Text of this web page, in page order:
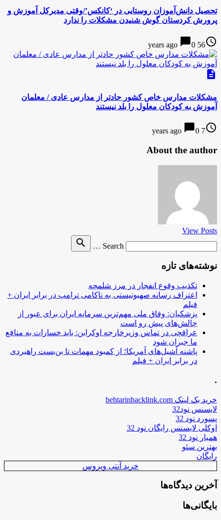
تحصیل دانش‌آموزان روستایی در ‘کانکس’/وقتی مدیرکل آموزش و
پرورش کردستان گوش شنیدن مشکلات ‌را ندارد
access_time
56 years ago
chat_bubble0
description
مشکلات مدارس خاص کشور حادتر از مدارس عادی / معلمان
آموزش به کودکان معلول را بلد نیستند
access_time
7 years ago
chat_bubble0
About the author
View Posts
Search …
search
نوشته‌های تازه
تکذیب وقوع انفجار در مرز شلمچه
اعتراف رسانه صهیونیستی به ناکامی ترامپ در برابر ایران +
فیلم
پزشکیان: وفاق ملی مهم‌ترین سرمایه ایران برای عبور از
چالش‌های پیش رو است
عراقچی در تماس وزیرخارجه اوکراین: باید خسارات به منافع
ما جبران شود
پاشنه آشیل‌های آمریکا؛ از کمبود مهمات تا بن‌بست راهبردی
در برابر ایران + فیلم
.
خرید بک لینک behtarinbacklink.com
لایسنس نود32
پسورد نود 32
اوکلی لایسنس رایگان نود 32
همیار نود 32
بهترین سئو
رایگان
خرید آنتی ویروس
آخرین دیدگاه‌ها
بایگانی‌ها